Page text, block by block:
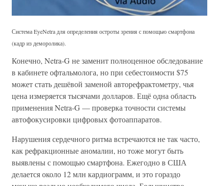
Система EyeNetra для определения остроты зрения с помощью смартфона
(кадр из деморолика).
Конечно, Netra-G не заменит полноценное обследование
в кабинете офтальмолога, но при себестоимости $75
может стать дешёвой заменой авторефрактометру, чья
цена измеряется тысячами долларов. Ещё одна область
применения Netra-G — проверка точности системы
автофокусировки цифровых фотоаппаратов.
Нарушения сердечного ритма встречаются не так часто,
как рефракционные аномалии, но тоже могут быть
выявлены с помощью смартфона. Ежегодно в США
делается около 12 млн кардиограмм, и это гораздо